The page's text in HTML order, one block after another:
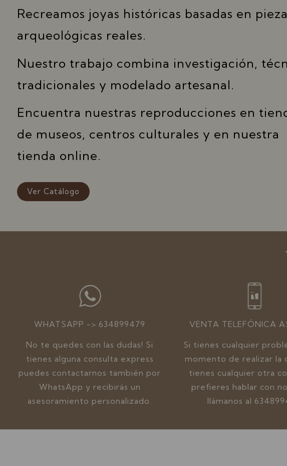
Recreamos joyas históricas basadas en
arqueológicas reales.
Nuestro trabajo combina investigación,
tradicionales y modelado artesanal.
Encuentra nuestras reproducciones en
de museos, centros culturales y en nuestra
tienda online.
Ver Catálogo
WHATSAPP -> 634899479
No te quedes con las dudas! Si
tienes alguna consulta express
puedes contactarnos también por
WhatsApp y recibirás un
asesoramiento personalizado.
VENTA TELEFÓNICA
Si tienes cualquier
momento de realizar la
tienes cualquier otra
prefieres hablar con
llámanos al